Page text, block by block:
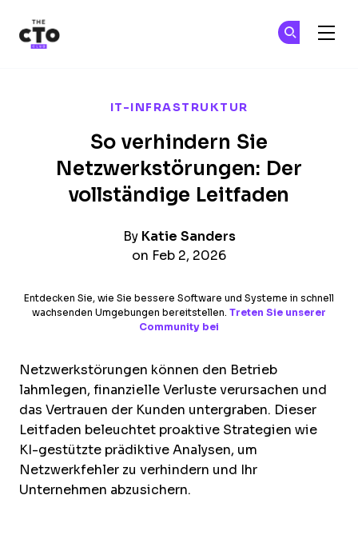
IT-INFRASTRUKTUR
So verhindern Sie
Netzwerkstörungen: Der
vollständige Leitfaden
By Katie Sanders
on Feb 2, 2026
Entdecken Sie, wie Sie bessere Software und Systeme in schnell
wachsenden Umgebungen bereitstellen. Treten Sie unserer
Community bei
Netzwerkstörungen können den Betrieb
lahmlegen, finanzielle Verluste verursachen und
das Vertrauen der Kunden untergraben. Dieser
Leitfaden beleuchtet proaktive Strategien wie
KI-gestützte prädiktive Analysen, um
Netzwerkfehler zu verhindern und Ihr
Unternehmen abzusichern.